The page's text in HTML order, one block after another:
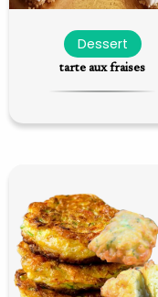
Dessert
tarte aux fraises